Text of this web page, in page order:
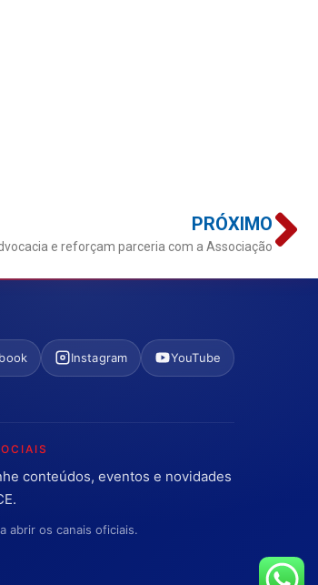
PRÓXIMO
e reforçam parceria com a Associação
Instagram YouTube
conteúdos, eventos e novidades
abrir os canais oficiais.